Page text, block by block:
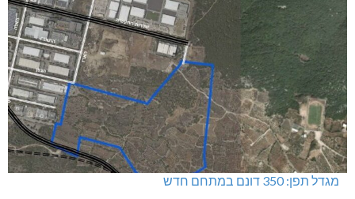
מגדל תפן: 350 דונם במתחם חדש